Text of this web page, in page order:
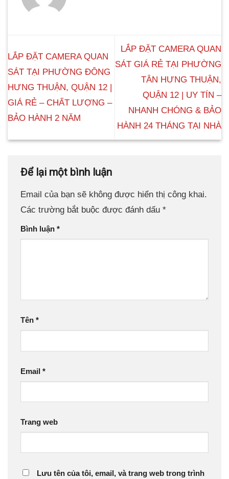
LẮP ĐẶT CAMERA QUAN
SÁT TẠI PHƯỜNG ĐÔNG
HƯNG THUẬN, QUẬN 12 |
GIÁ RẺ – CHẤT LƯỢNG –
BẢO HÀNH 2 NĂM
LẮP ĐẶT CAMERA QUAN
SÁT GIÁ RẺ TẠI PHƯỜNG
TÂN HƯNG THUẬN,
QUẬN 12 | UY TÍN –
NHANH CHÓNG & BẢO
HÀNH 24 THÁNG TẠI NHÀ
Để lại một bình luận
Email của bạn sẽ không được hiển thị công khai.
Các trường bắt buộc được đánh dấu *
Bình luận *
Tên *
Email *
Trang web
Lưu tên của tôi, email, và trang web trong trình